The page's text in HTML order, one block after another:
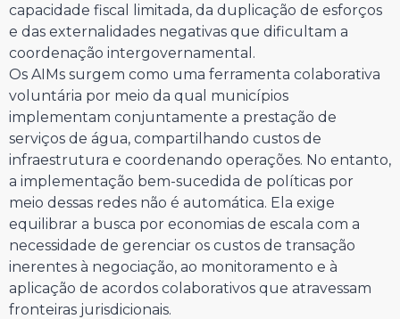
capacidade fiscal limitada, da duplicação de esforços
e das externalidades negativas que dificultam a
coordenação intergovernamental.
Os AIMs surgem como uma ferramenta colaborativa
voluntária por meio da qual municípios
implementam conjuntamente a prestação de
serviços de água, compartilhando custos de
infraestrutura e coordenando operações. No entanto,
a implementação bem-sucedida de políticas por
meio dessas redes não é automática. Ela exige
equilibrar a busca por economias de escala com a
necessidade de gerenciar os custos de transação
inerentes à negociação, ao monitoramento e à
aplicação de acordos colaborativos que atravessam
fronteiras jurisdicionais.